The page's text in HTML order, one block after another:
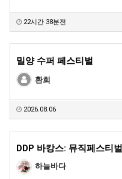
22시간 38분전
밀양 수퍼 페스티벌
환희
2026.08.06
DDP 바캉스: 뮤직페스티벌
하늘바다